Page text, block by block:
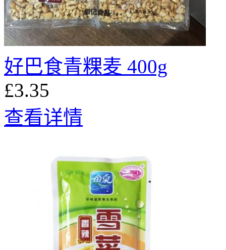
好巴食青粿麦 400g
£3.35
查看详情